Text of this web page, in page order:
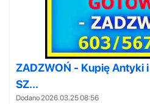
ZADZWOŃ - Kupię Antyki
SZ...
Dodano 2026.03.25 08:56